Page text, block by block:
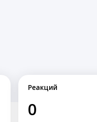
Реакций
0